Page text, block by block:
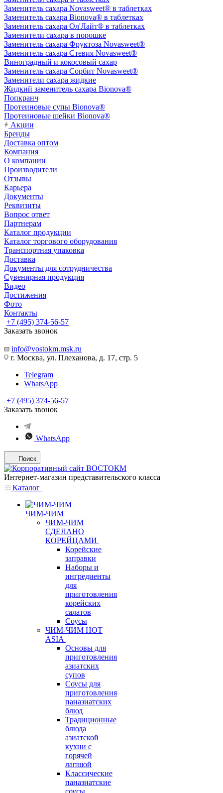
Заменитель сахара Novasweet® в таблетках
Заменитель сахара Bionova® в таблетках
Заменитель сахара Ол'Лайт® в таблетках
Заменители сахара в порошке
Заменитель сахара Фруктоза Novasweet®
Заменитель сахара Стевия Novasweet®
Виноградный и кокосовый сахар
Заменитель сахара Сорбит Novasweet®
Заменители сахара жидкие
Жидкий заменитель сахара Bionova®
Попкранч
Протеиновые супы Bionova®
Протеиновые шейки Bionova®
Акции
Бренды
Доставка оптом
Компания
О компании
Производители
Отзывы
Карьера
Документы
Реквизиты
Вопрос ответ
Партнерам
Каталог продукции
Каталог торгового оборудования
Транспортная упаковка
Доставка
Документы для сотрудничества
Сувенирная продукция
Видео
Достижения
Фото
Контакты
+7 (495) 374-56-57
Заказать звонок
info@vostokm.msk.ru
г. Москва, ул. Плеханова, д. 17, стр. 5
Telegram
WhatsApp
+7 (495) 374-56-57
Заказать звонок
WhatsApp
Поиск
Интернет-магазин представительского класса
Каталог
ЧИМ-ЧИМ
ЧИМ-ЧИМ
СДЕЛАНО
КОРЕЙЦАМИ
Корейские
заправки
Наборы и
ингредиенты
для
приготовления
корейских
салатов
Соусы
ЧИМ-ЧИМ HOT
ASIA
Основы для
приготовления
азиатских
супов
Соусы для
приготовления
паназиатских
блюд
Традиционные
блюда
азиатской
кухни с
горячей
лапшой
Классические
паназиатские
соусы